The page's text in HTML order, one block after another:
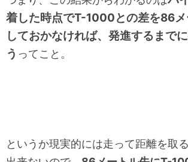
着した時点でT-1000との差を86メ
しておかなければ、発進するまで
う ってこと。
というか現実的には走って距離を取